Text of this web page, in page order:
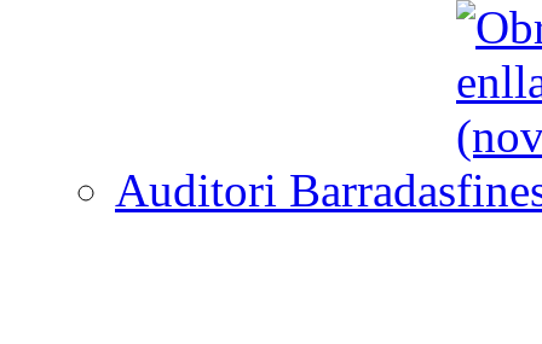
Auditori Barradas